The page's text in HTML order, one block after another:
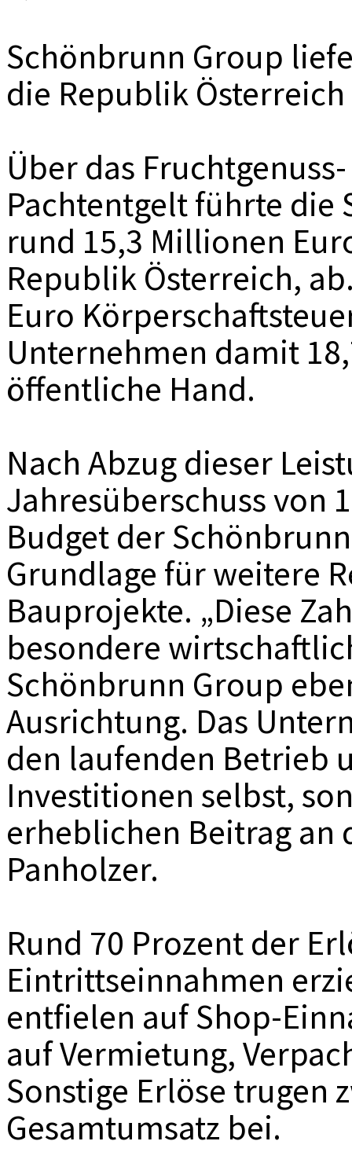
Schönbrunn Group
die Republik Österreich
Über das
Pachtentgelt führte die
rund 15,3 Millionen
Republik Österreich,
Euro
Unternehmen damit
öffentliche Hand.
Nach Abzug dieser
Jahresüberschuss von
Budget der
Grundlage für weitere
Bauprojekte. „Diese
besondere
Schönbrunn Group
Ausrichtung. Das
den laufenden Betrieb
Investitionen selbst,
erheblichen Beitrag an
Panholzer.
Rund 70 Prozent der
Eintrittseinnahmen
entfielen auf Shop-
auf Vermietung,
Sonstige Erlöse trugen
Gesamtumsatz bei.